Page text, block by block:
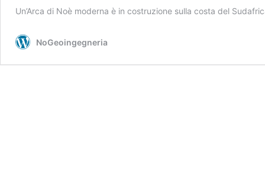
Un’Arca di Noè moderna è in costruzione sulla costa del
NoGeoingegneria